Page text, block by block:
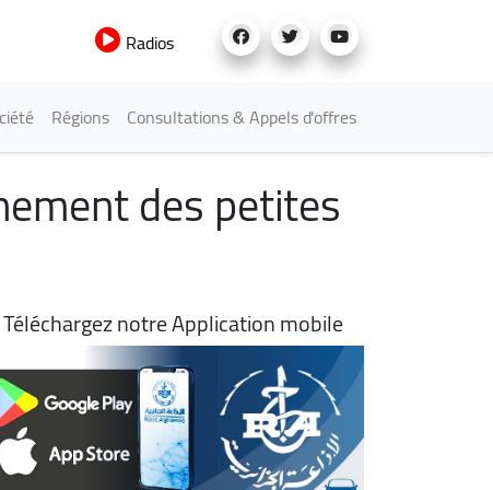
Radios
Régions Consultations & Appels d'offres
des petites
Téléchargez notre Application mobile